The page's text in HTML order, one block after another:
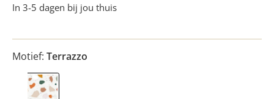
In 3-5 dagen bij jou thuis
Motief: Terrazzo